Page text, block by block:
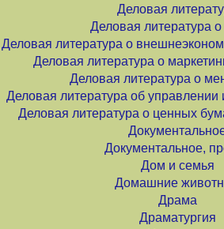
Деловая
Деловая литература о
Деловая литература о
Деловая литература о
Деловая литература о
Деловая литература об управлении
Деловая литература о ценных
Документальное,
Дом и семья
Домашние
Драма
Драматургия